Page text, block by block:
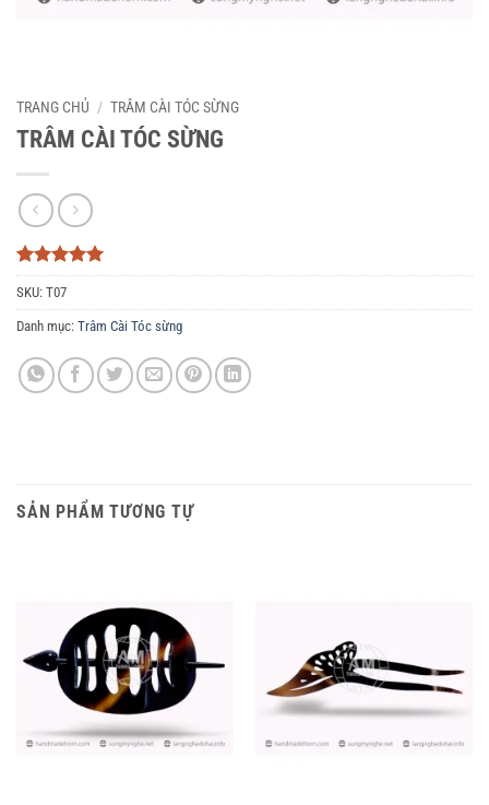
TRANG CHỦ / TRÂM CÀI TÓC SỪNG
TRÂM CÀI TÓC SỪNG
5trên 5
dựa trên
3
đánh giá
SKU: T07
Danh mục: Trâm Cài Tóc sừng
SẢN PHẨM TƯƠNG TỰ